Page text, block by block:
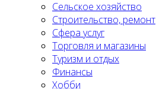
Сельское хозяйство
Строительство, ремонт
Сфера услуг
Торговля и магазины
Туризм и отдых
Финансы
Хобби